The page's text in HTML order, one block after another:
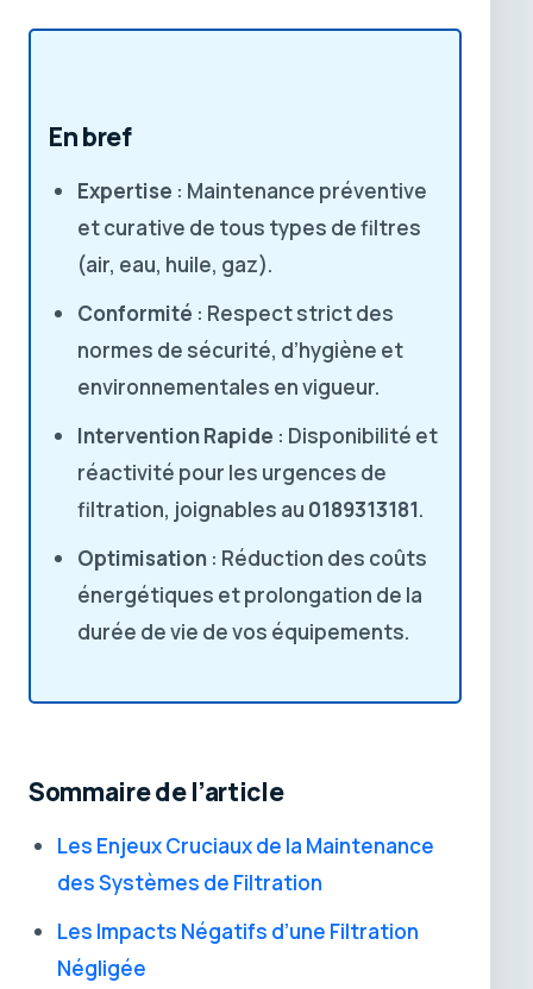
En bref
Expertise : Maintenance préventive
et curative de tous types de filtres
(air, eau, huile, gaz).
Conformité : Respect strict des
normes de sécurité, d’hygiène et
environnementales en vigueur.
Intervention Rapide : Disponibilité et
réactivité pour les urgences de
filtration, joignables au 0189313181.
Optimisation : Réduction des coûts
énergétiques et prolongation de la
durée de vie de vos équipements.
Sommaire de l’article
Les Enjeux Cruciaux de la Maintenance
des Systèmes de Filtration
Les Impacts Négatifs d’une Filtration
Négligée